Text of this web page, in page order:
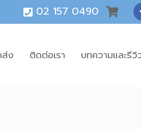
02 157 0490
ส่ง ติดต่อเรา บทความและรีวิ